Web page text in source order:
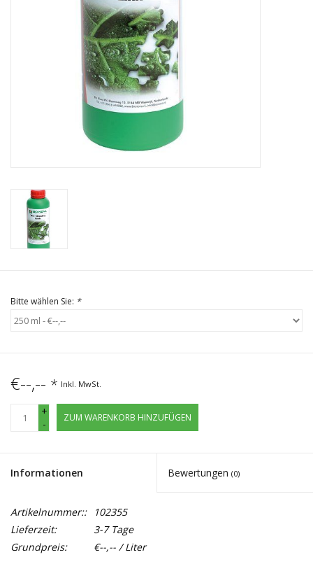
Bitte wählen Sie: *
€--,-- * Inkl. MwSt.
+
-
ZUM WARENKORB HINZUFÜGEN
Informationen Bewertungen (0)
Artikelnummer::
102355
Lieferzeit:
3-7 Tage
Grundpreis:
€--,-- / Liter